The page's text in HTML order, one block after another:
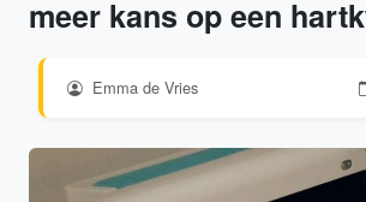
meer kans op een
Emma de Vries